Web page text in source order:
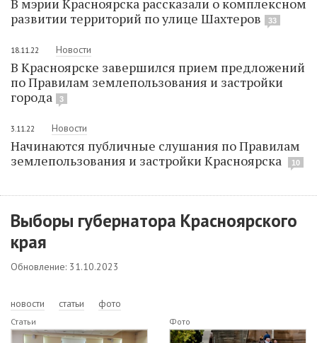
В мэрии Красноярска рассказали о комплексном
развитии территорий по улице Шахтеров
33
18.11.22 Новости
В Красноярске завершился прием предложений
по Правилам землепользования и застройки
города
3
3.11.22 Новости
Начинаются публичные слушания по Правилам
землепользования и застройки Красноярска
10
Выборы губернатора Красноярского
края
Обновление: 31.10.2023
новости статьи фото
Статьи Фото